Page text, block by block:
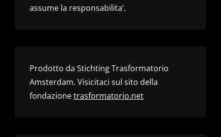
assume la responsabilita’.
Prodotto da Stichting Trasformatorio
Amsterdam. Visicitaci sul sito della
fondazionetrasformatorio.net